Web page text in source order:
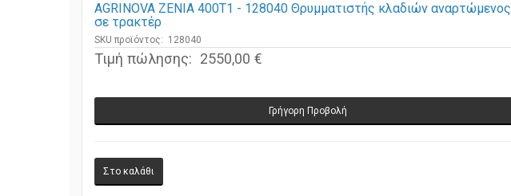
AGRINOVA ZENIA 400T1 - 128040 Θρυμματιστής κλαδιών αναρτώμενος
σε τρακτέρ
SKU προϊόντος: 128040
Τιμή πώλησης: 2550,00 €
Γρήγορη Προβολή